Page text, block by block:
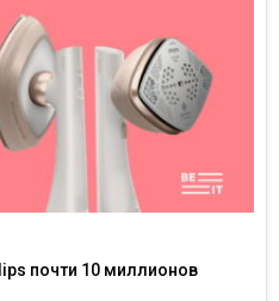
почти 10 миллионов